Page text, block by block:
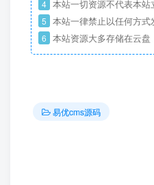
4 本站一切资源不代表本站
5 本站一律禁止以任何方
6 本站资源大多存储在云盘
易优cms源码